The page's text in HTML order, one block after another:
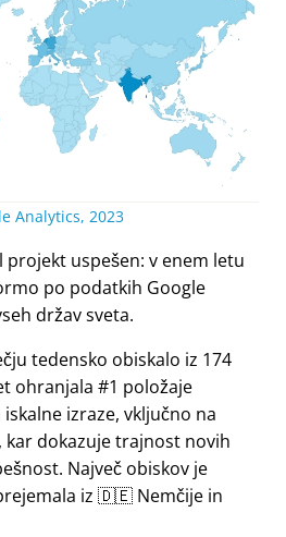
Analytics, 2023
uspešen: v enem letu
po podatkih Google
držav sveta.
tedensko obiskalo iz 174
ohranjala #1 položaje
izraze, vključno na
, kar dokazuje trajnost novih
Največ obiskov je
iz 🇩🇪 Nemčije in